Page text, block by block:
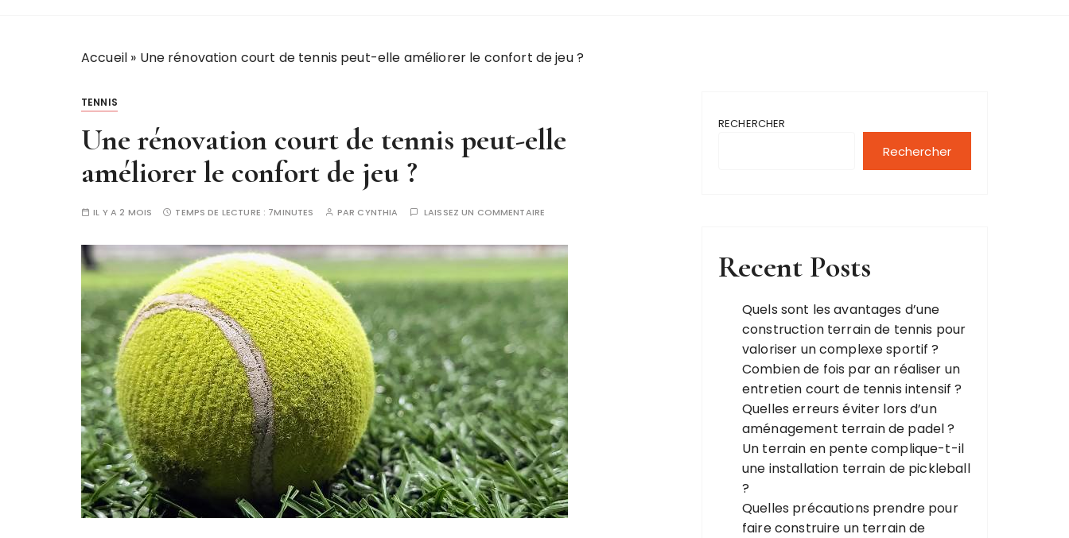
Accueil » Une rénovation court de tennis peut-elle améliorer le confort de jeu ?
TENNIS
Une rénovation court de tennis peut-elle
améliorer le confort de jeu ?
IL Y A 2 MOIS TEMPS DE LECTURE : 7MINUTES PAR CYNTHIA LAISSEZ UN COMMENTAIRE
RECHERCHER
Rechercher
Recent Posts
Quels sont les avantages d’une
construction terrain de tennis pour
valoriser un complexe sportif ?
Combien de fois par an réaliser un
entretien court de tennis intensif ?
Quelles erreurs éviter lors d’un
aménagement terrain de padel ?
Un terrain en pente complique-t-il
une installation terrain de pickleball
?
Quelles précautions prendre pour
faire construire un terrain de